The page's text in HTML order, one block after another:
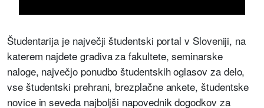
Študentarija je največji študentski portal v Sloveniji, na
katerem najdete gradiva za fakultete, seminarske
naloge, največjo ponudbo študentskih oglasov za delo,
vse študentski prehrani, brezplačne ankete, študentske
novice in seveda najboljši napovednik dogodkov za